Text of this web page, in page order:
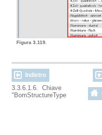
Figura 3.119.
Indietro
3.3.6.1.6. Chiave
"BomStructureType